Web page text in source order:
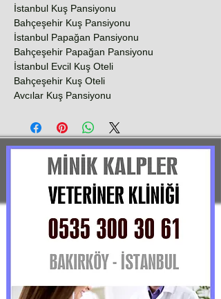
İstanbul Kuş Pansiyonu
Bahçeşehir Kuş Pansiyonu
İstanbul Papağan Pansiyonu
Bahçeşehir Papağan Pansiyonu
İstanbul Evcil Kuş Oteli
Bahçeşehir Kuş Oteli
Avcılar Kuş Pansiyonu